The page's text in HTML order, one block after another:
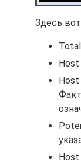
Здесь